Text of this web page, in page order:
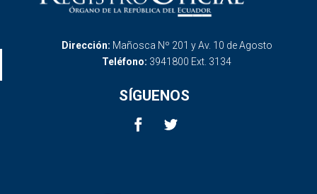
Dirección: Mañosca Nº 201 y Av. 10 de Agosto
Teléfono: 3941800 Ext. 3134
SÍGUENOS